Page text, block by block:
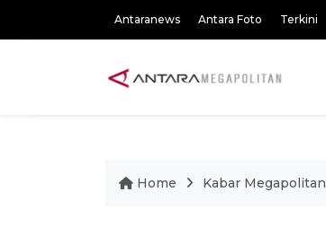
Antaranews Antara Foto Terkini
Home Kabar Megapolitan